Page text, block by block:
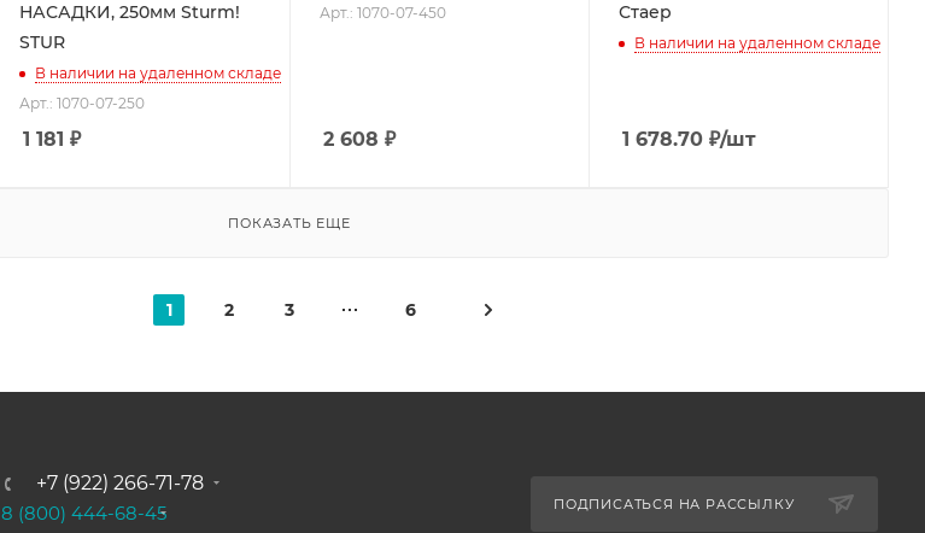
НАСАДКИ, 250мм Sturm!
STUR
В наличии на удаленном складе
Арт.: 1070-07-250
1 181 ₽
Арт.: 1070-07-450
2 608 ₽
Стаер
В наличии на удаленном складе
1 678.70₽/шт
ПОКАЗАТЬ ЕЩЕ
1 2 3 6
+7 (922) 266-71-78
8 (800) 444-68-45
ПОДПИСАТЬСЯ НА РАССЫЛКУ